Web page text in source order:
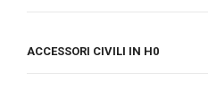
ACCESSORI CIVILI IN H0